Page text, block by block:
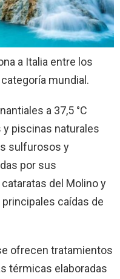
a Italia entre los
mundial.
a 37,5 °C
piscinas naturales
sulfurosos y
por sus
del Molino y
principales caídas de
ofrecen tratamientos
térmicas elaboradas